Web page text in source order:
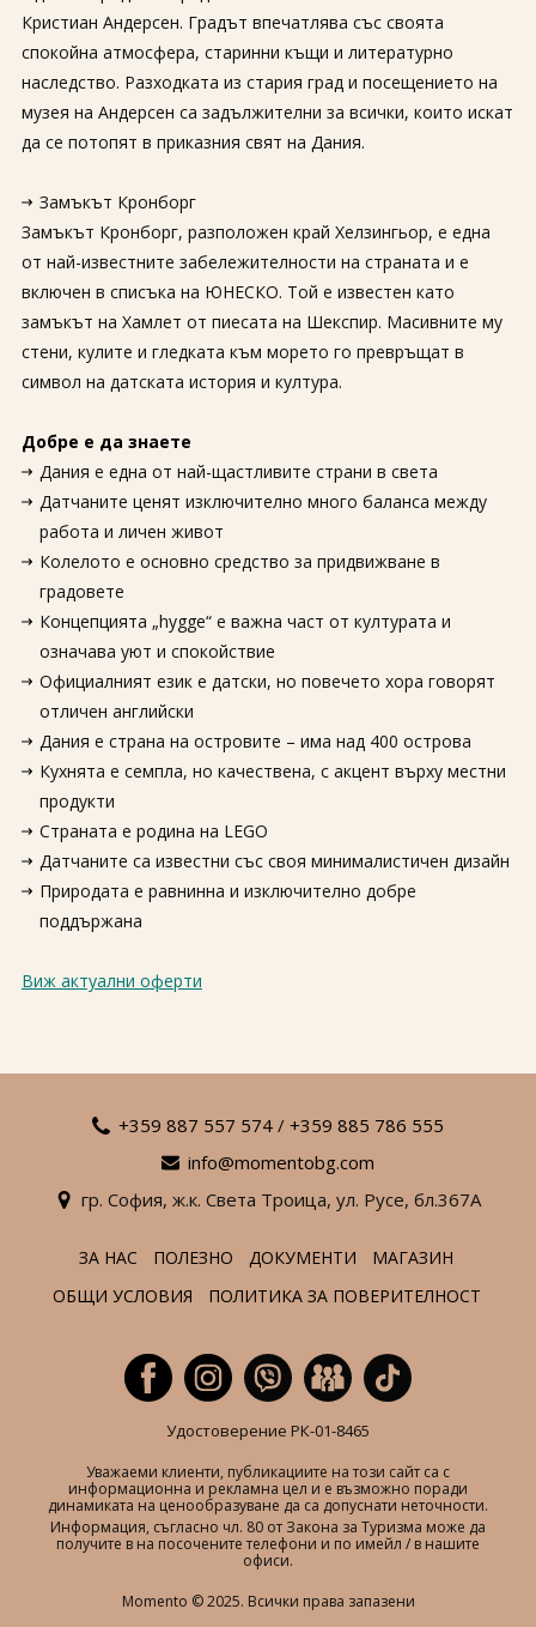
Кристиан Андерсен. Градът впечатлява със своята
спокойна атмосфера, старинни къщи и литературно
наследство. Разходката из стария град и посещението на
музея на Андерсен са задължителни за всички, които искат
да се потопят в приказния свят на Дания.
Замъкът Кронборг
Замъкът Кронборг, разположен край Хелзингьор, е една
от най-известните забележителности на страната и е
включен в списъка на ЮНЕСКО. Той е известен като
замъкът на Хамлет от пиесата на Шекспир. Масивните му
стени, кулите и гледката към морето го превръщат в
символ на датската история и култура.
Добре е да знаете
Дания е една от най-щастливите страни в света
Датчаните ценят изключително много баланса между
работа и личен живот
Колелото е основно средство за придвижване в
градовете
Концепцията „hygge“ е важна част от културата и
означава уют и спокойствие
Официалният език е датски, но повечето хора говорят
отличен английски
Дания е страна на островите – има над 400 острова
Кухнята е семпла, но качествена, с акцент върху местни
продукти
Страната е родина на LEGO
Датчаните са известни със своя минималистичен дизайн
Природата е равнинна и изключително добре
поддържана
Виж актуални оферти
+359 887 557 574 / +359 885 786 555
info@momentobg.com
гр. София, ж.к. Света Троица, ул. Русе, бл.367А
ЗА НАС ПОЛЕЗНО ДОКУМЕНТИ
МАГАЗИН
ОБЩИ УСЛОВИЯ
ПОЛИТИКА ЗА ПОВЕРИТЕЛНОСТ
Удостоверение РК-01-8465
Уважаеми клиенти, публикациите на този сайт са с
информационна и рекламна цел и е възможно поради
динамиката на ценообразуване да са допуснати неточности.
Информация, съгласно чл. 80 от Закона за Туризма може да
получите в на посочените телефони и по имейл / в нашите
офиси.
Momento © 2025. Всички права запазени